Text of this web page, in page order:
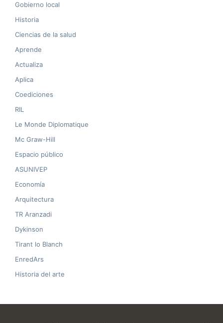
Gobierno local
Historia
Ciencias de la salud
Aprende
Actualiza
Aplica
Coediciones
RIL
Le Monde Diplomatique
Mc Graw-Hill
Espacio público
ASUNIVEP
Economía
Arquitectura
TR Aranzadi
Dykinson
Tirant lo Blanch
EnredArs
Historia del arte